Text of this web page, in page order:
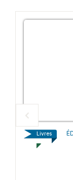
Livres